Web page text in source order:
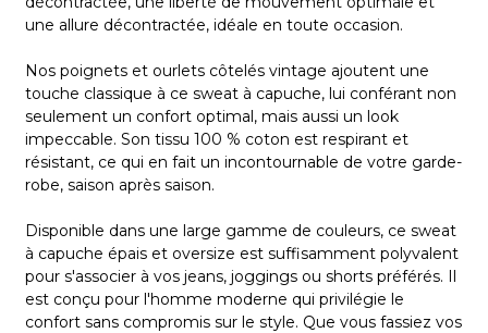
CROISSANCE
SERVICE À
GUICHET
UNIQUE
ou
une allure décontractée, idéale en toute occasion.
Nos poignets et ourlets côtelés vintage ajoutent une
touche classique à ce sweat à capuche, lui conférant non
seulement un confort optimal, mais aussi un look
impeccable. Son tissu 100 % coton est respirant et
résistant, ce qui en fait un incontournable de votre garde-
robe, saison après saison.
Disponible dans une large gamme de couleurs, ce sweat
à capuche épais et oversize est suffisamment polyvalent
pour s'associer à vos jeans, joggings ou shorts préférés. Il
est conçu pour l'homme moderne qui privilégie le
confort sans compromis sur le style. Que vous fassiez vos